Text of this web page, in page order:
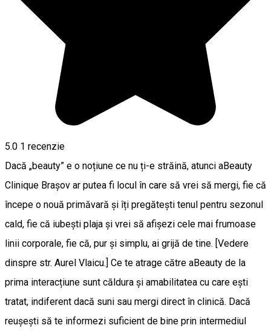
5.0 1 recenzie
Dacă „beauty” e o noțiune ce nu ți-e străină, atunci aBeauty
Clinique Brașov ar putea fi locul în care să vrei să mergi, fie că
începe o nouă primăvară și îți pregătești tenul pentru sezonul
cald, fie că iubești plaja și vrei să afișezi cele mai frumoase
linii corporale, fie că, pur și simplu, ai grijă de tine. [Vedere
dinspre str. Aurel Vlaicu.] Ce te atrage către aBeauty de la
prima interacțiune sunt căldura și amabilitatea cu care ești
tratat, indiferent dacă suni sau mergi direct în clinică. Dacă
reușești să te informezi suficient de bine prin intermediul